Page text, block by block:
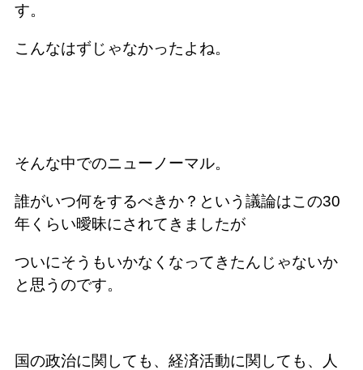
す。
こんなはずじゃなかったよね。
そんな中でのニューノーマル。
誰がいつ何をするべきか？という議論はこの30
年くらい曖昧にされてきましたが
ついにそうもいかなくなってきたんじゃないか
と思うのです。
国の政治に関しても、経済活動に関しても、人